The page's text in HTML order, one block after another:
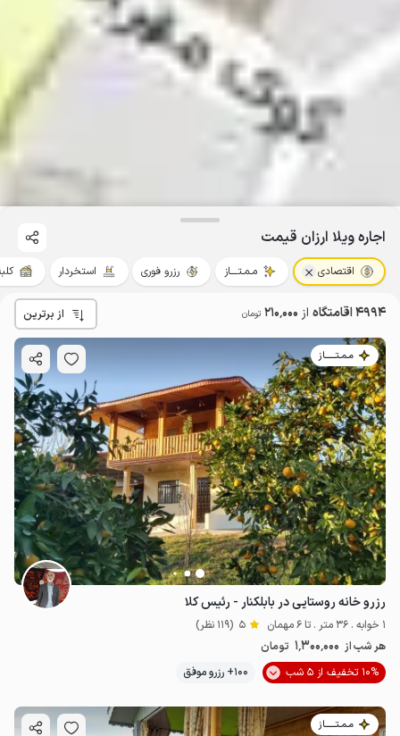
اجاره ویلا ارزان قیمت
اقتصادی مـمـتــــاز رزرو فوری استخردار
4994 اقامتگاه از 210٬000 تومان از برترین
مـمـتــــــاز
رزرو خانه روستایی در بابلکنار - رئیس کلا
1 خوابه . 36 متر . تا 6 مهمان 5 (119 نظر)
هر شب از 1٬300٬000 تومان
10% تخفیف از 5 شب
100+ رزرو موفق
مـمـتــــــاز